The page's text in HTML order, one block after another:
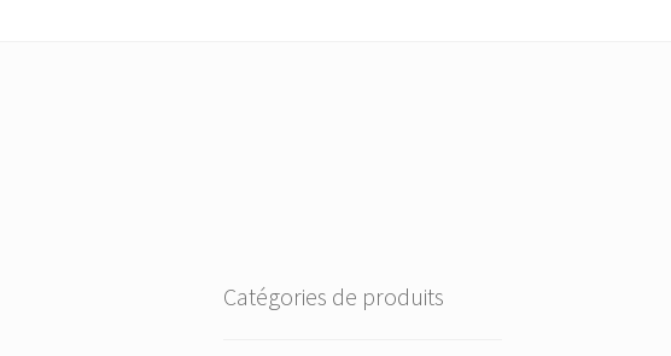
Catégories de produits